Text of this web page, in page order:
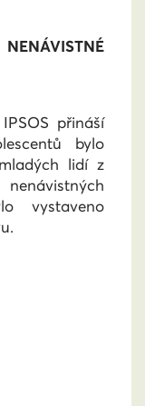
přináší
bylo
lidí z
vystaveno